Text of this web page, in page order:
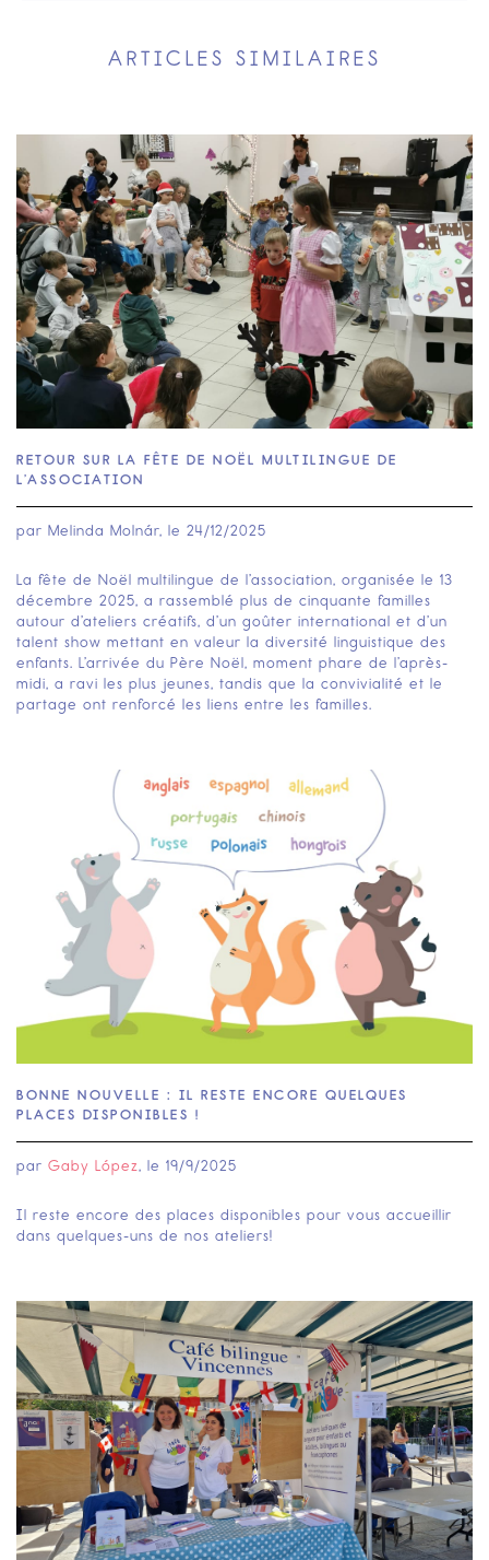
ARTICLES SIMILAIRES
RETOUR SUR LA FÊTE DE NOËL MULTILINGUE DE
L’ASSOCIATION
par Melinda Molnár, le 24/12/2025
La fête de Noël multilingue de l’association, organisée le 13
décembre 2025, a rassemblé plus de cinquante familles
autour d’ateliers créatifs, d’un goûter international et d’un
talent show mettant en valeur la diversité linguistique des
enfants. L’arrivée du Père Noël, moment phare de l’après-
midi, a ravi les plus jeunes, tandis que la convivialité et le
partage ont renforcé les liens entre les familles.‍
BONNE NOUVELLE : IL RESTE ENCORE QUELQUES
PLACES DISPONIBLES !
par Gaby López, le 19/9/2025
Il reste encore des places disponibles pour vous accueillir
dans quelques-uns de nos ateliers!